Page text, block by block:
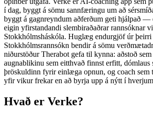
í dag, byggt á sömu sannfæringu um að
byggt á gagnreyndum aðferðum geti hjálpað —
eigin yfirstandandi slembiraðaðrar rannsóknar
Stokkhólmsháskóla. Huglæg endurgjöf úr þeirri
Stokkhólmsrannsókn bendir á sömu
niðurstöður Therabot gefa til kynna: aðstoð
augnablikinu sem eitthvað finnst erfitt, dómlaus
þröskuldinn fyrir einlæga opnun, og coach sem
yfir vikur frekar en að byrja upp á nýtt í
Hvað er Verke?